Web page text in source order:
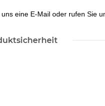
eine E-Mail oder rufen Sie